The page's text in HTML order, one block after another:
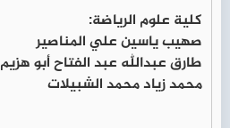
كلية علوم الرياضة:
صهيب ياسين علي المناصير
طارق عبدالله عبد الفتاح أبو هزيم
محمد زياد محمد الشبيلات